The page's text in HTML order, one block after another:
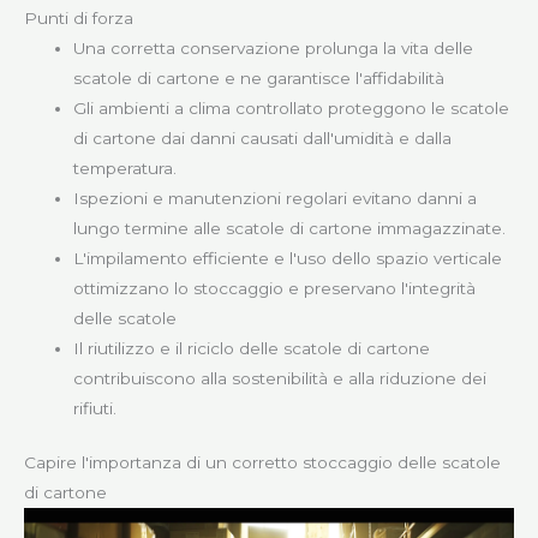
Punti di forza
Una corretta conservazione prolunga la vita delle
scatole di cartone e ne garantisce l'affidabilità
Gli ambienti a clima controllato proteggono le scatole
di cartone dai danni causati dall'umidità e dalla
temperatura.
Ispezioni e manutenzioni regolari evitano danni a
lungo termine alle scatole di cartone immagazzinate.
L'impilamento efficiente e l'uso dello spazio verticale
ottimizzano lo stoccaggio e preservano l'integrità
delle scatole
Il riutilizzo e il riciclo delle scatole di cartone
contribuiscono alla sostenibilità e alla riduzione dei
rifiuti.
Capire l'importanza di un corretto stoccaggio delle scatole
di cartone